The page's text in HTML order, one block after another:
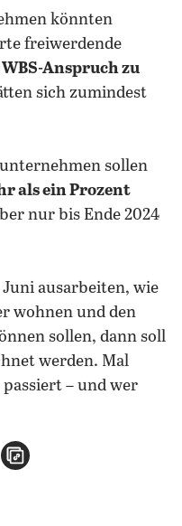
könnten
freiwerdende
Anspruch zu
sich zumindest
sollen
als ein Prozent
nur bis Ende 2024
ausarbeiten, wie
wohnen und den
sollen, dann soll
werden. Mal
– und wer
teilen
per E-Mail teilen